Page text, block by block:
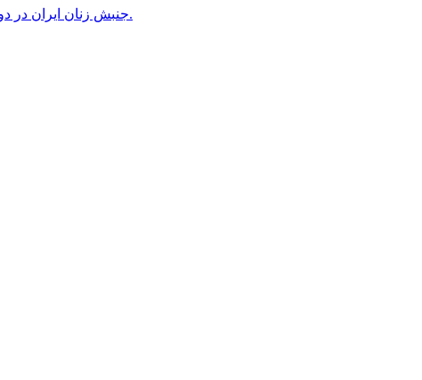
جنبش زنان ایران در دوران محمدرضاشاه، بخش سوم – سازمان زنان در کنترل مردان! پس از کودتای ۱۳۳۲ دولت کنترل سازمان زنان را بدست گرفت.